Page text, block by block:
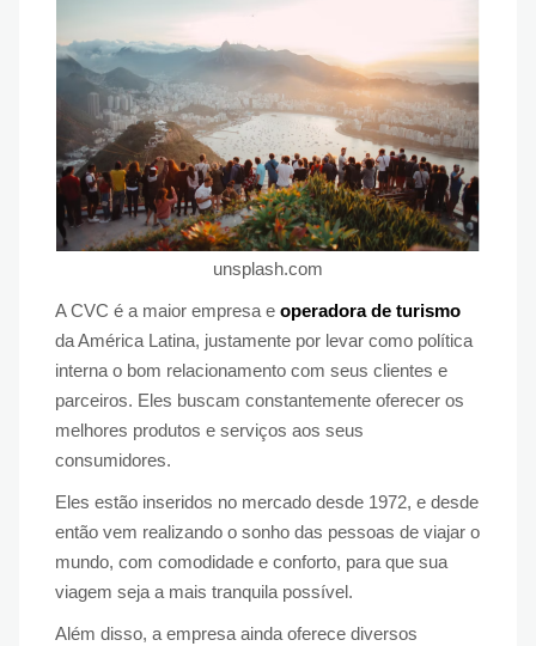
unsplash.com
A CVC é a maior empresa e operadora de turismo
da América Latina, justamente por levar como política
interna o bom relacionamento com seus clientes e
parceiros. Eles buscam constantemente oferecer os
melhores produtos e serviços aos seus
consumidores.
Eles estão inseridos no mercado desde 1972, e desde
então vem realizando o sonho das pessoas de viajar o
mundo, com comodidade e conforto, para que sua
viagem seja a mais tranquila possível.
Além disso, a empresa ainda oferece diversos